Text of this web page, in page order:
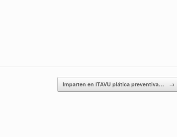
Imparten en ITAVU plática preventiva… →